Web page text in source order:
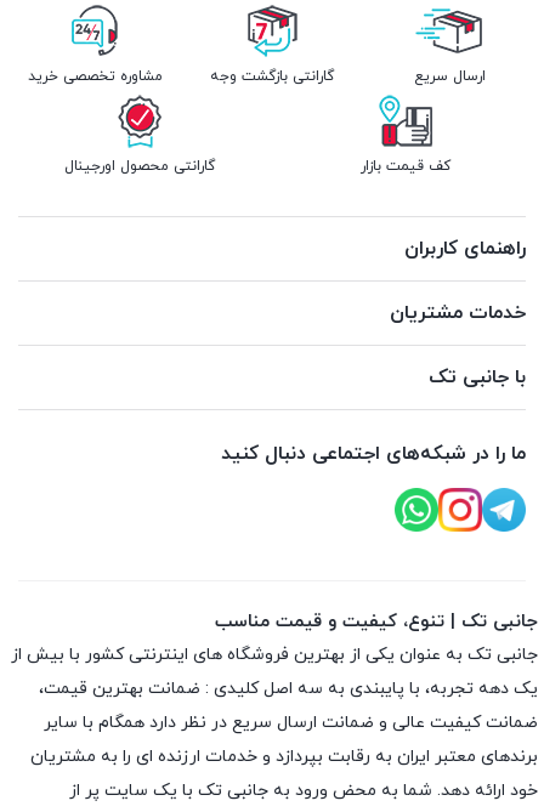
ارسال سریع گارانتی بازگشت وجه مشاوره تخصصی خرید
کف قیمت بازار گارانتی محصول اورجینال
راهنمای کاربران
خدمات مشتریان
با جانبی تک
ما را در شبکه‌های اجتماعی دنبال کنید
جانبی تک | تنوع، کیفیت و قیمت مناسب
جانبی تک به عنوان یکی از بهترین فروشگاه های اینترنتی کشور با بیش از
یک دهه تجربه، با پایبندی به سه اصل کلیدی : ضمانت بهترین قیمت،
ضمانت کیفیت عالی و ضمانت ارسال سریع در نظر دارد همگام با سایر
برندهای معتبر ایران به رقابت بپردازد و خدمات ارزنده ای را به مشتریان
خود ارائه دهد. شما به محض ورود به جانبی تک با یک سایت پر از